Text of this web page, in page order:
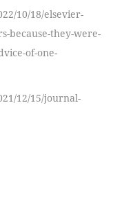
10/18/elsevier-
because-they-were-
of-one-
12/15/journal-